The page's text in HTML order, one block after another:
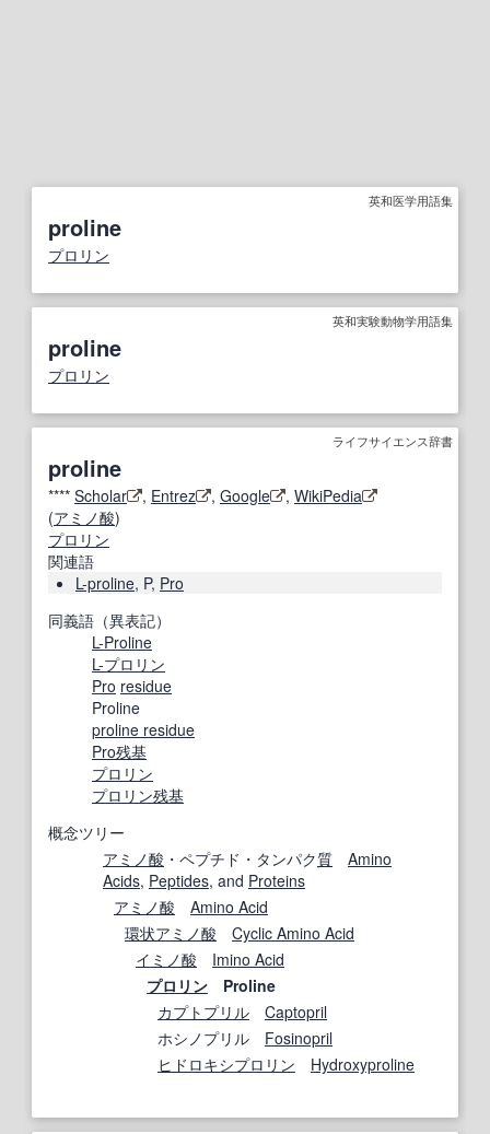
英和医学用語集
proline
プロリン
英和実験動物学用語集
proline
プロリン
ライフサイエンス辞書
proline
**** Scholar , Entrez , Google , WikiPedia
(アミノ酸)
プロリン
関連語
L-proline, P, Pro
同義語（異表記）
L-Proline
L-プロリン
Pro residue
Proline
proline residue
Pro残基
プロリン
プロリン残基
概念ツリー
アミノ酸 ・ペプチド・タンパク質
Amino
Acids, Peptides, and Proteins
アミノ酸
Amino Acid
環状アミノ酸
Cyclic Amino Acid
イミノ酸
Imino Acid
プロリン Proline
カプトプリル
Captopril
ホシノプリル Fosinopril
ヒドロキシプロリン
Hydroxyproline